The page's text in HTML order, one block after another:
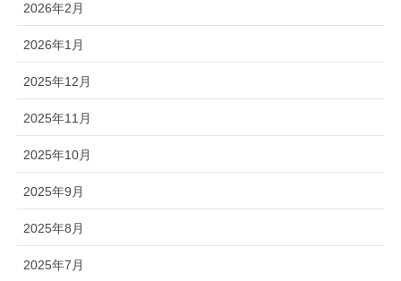
2026年2月
2026年1月
2025年12月
2025年11月
2025年10月
2025年9月
2025年8月
2025年7月